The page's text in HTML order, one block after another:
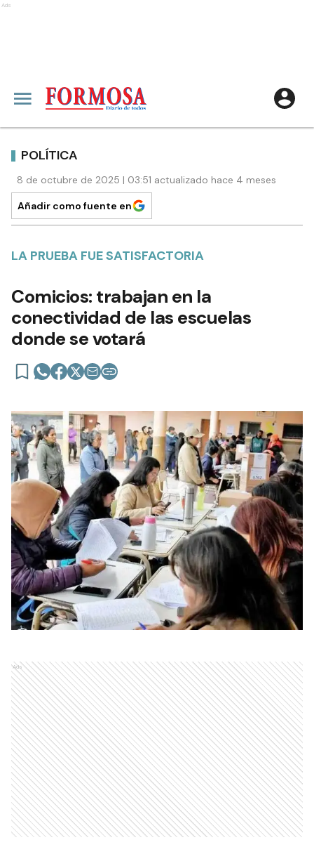
Ads
POLÍTICA
8 de octubre de 2025 | 03:51 actualizado hace 4 meses
Añadir como fuente en
LA PRUEBA FUE SATISFACTORIA
Comicios: trabajan en la
conectividad de las escuelas
donde se votará
Ads